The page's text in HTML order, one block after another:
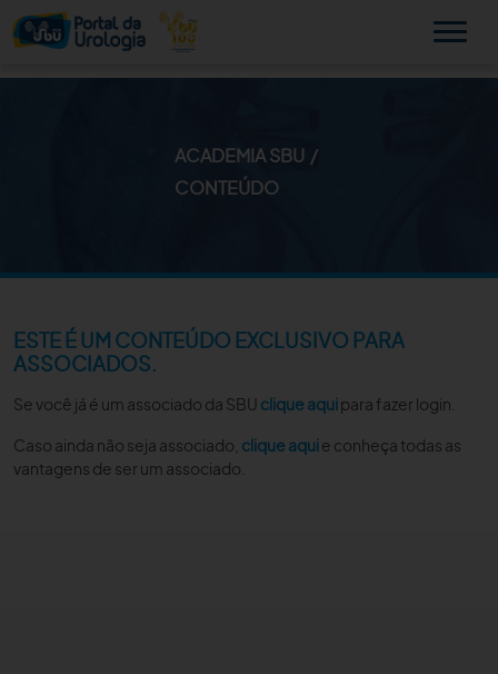
PUBLICAÇÕES
SBU NO CONSULTÓRIO
EDUCAÇÃO CONTINUADA
ACADEMIA SBU
CONTEÚDO
ESTE É UM CONTEÚDO EXCLUSIVO PARA
ASSOCIADOS.
Se você já é um associado da SBU clique aquipara fazer login.
Caso ainda não seja associado, clique aquie conheça todas as
vantagens de ser um associado.